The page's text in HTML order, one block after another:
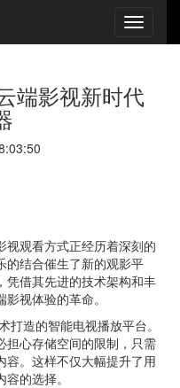
端影视新时代
视观看方式正经历着深刻的
的结合催生了新的观影平
凭借其先进的技术架构和丰
视体验的革命。
造的智能电视播放平台。
担心存储空间的限制，只需
容。这样不仅大幅提升了用
的选择。